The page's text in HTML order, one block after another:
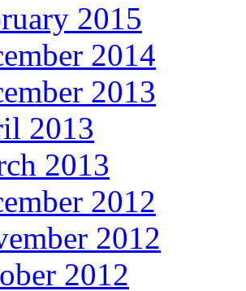
2015
2014
2013
2013
2013
2012
2012
2012